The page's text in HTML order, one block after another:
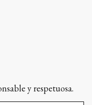
y respetuosa.